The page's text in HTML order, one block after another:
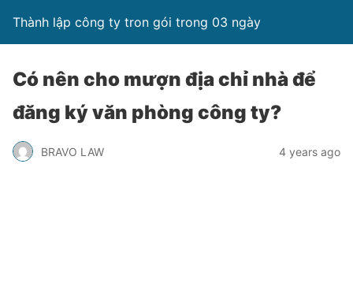
Thành lập công ty tron gói trong 03 ngày
Có nên cho mượn địa chỉ nhà để
đăng ký văn phòng công ty?
BRAVO LAW 4 years ago